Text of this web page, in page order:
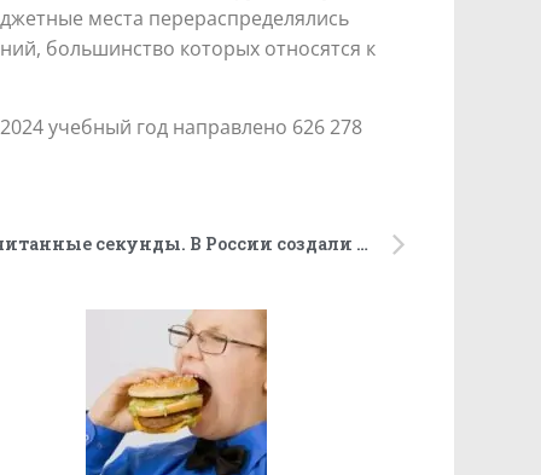
места перераспределялись
большинство которых относятся к
учебный год направлено 626 278
Остановит кровотечение в считанные секунды. В России создали уникальный материал